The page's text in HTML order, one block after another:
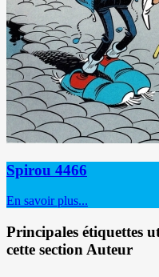
Spirou 4466
En savoir plus...
Principales étiquettes
cette section Auteur